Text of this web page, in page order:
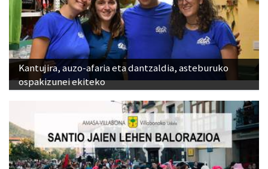
Kantujira, auzo-afaria eta dantzaldia, asteburuko
ospakizunei ekiteko